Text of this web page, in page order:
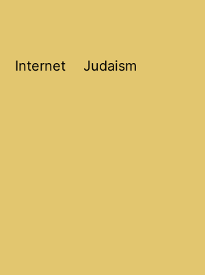
Internet Judaism